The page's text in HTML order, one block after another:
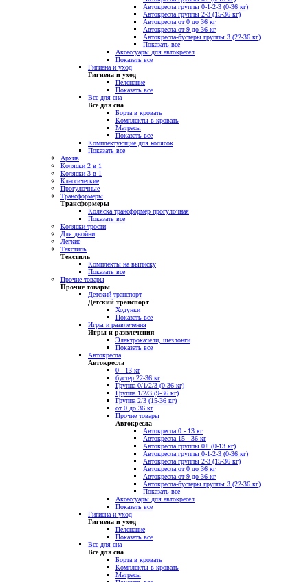
Автокресла группы 0-1-2-3 (0-36 кг)
Автокресла группы 2-3 (15-36 кг)
Автокресла от 0 до 36 кг
Автокресла от 9 до 36 кг
Автокресла-бустеры группы 3 (22-36 кг)
Показать все
Аксессуары для автокресел
Показать все
Гигиена и уход
Гигиена и уход
Пеленание
Показать все
Все для сна
Все для сна
Борта в кровать
Комплекты в кровать
Матрасы
Показать все
Комплектующие для колясок
Показать все
Архив
Коляски 2 в 1
Коляски 3 в 1
Классические
Прогулочные
Трансформеры
Трансформеры
Коляска трансформер прогулочная
Показать все
Коляски-трости
Для двойни
Легкие
Текстиль
Текстиль
Комплекты на выписку
Показать все
Прочие товары
Прочие товары
Детский транспорт
Детский транспорт
Ходунки
Показать все
Игры и развлечения
Игры и развлечения
Электрокачели, шезлонги
Показать все
Автокресла
Автокресла
0 - 13 кг
бустер 22-36 кг
Группа 0/1/2/3 (0-36 кг)
Группа 1/2/3 (9-36 кг)
Группа 2/3 (15-36 кг)
от 0 до 36 кг
Прочие товары
Автокресла
Автокресла 0 - 13 кг
Автокресла 15 - 36 кг
Автокресла группы 0+ (0-13 кг)
Автокресла группы 0-1-2-3 (0-36 кг)
Автокресла группы 2-3 (15-36 кг)
Автокресла от 0 до 36 кг
Автокресла от 9 до 36 кг
Автокресла-бустеры группы 3 (22-36 кг)
Показать все
Аксессуары для автокресел
Показать все
Гигиена и уход
Гигиена и уход
Пеленание
Показать все
Все для сна
Все для сна
Борта в кровать
Комплекты в кровать
Матрасы